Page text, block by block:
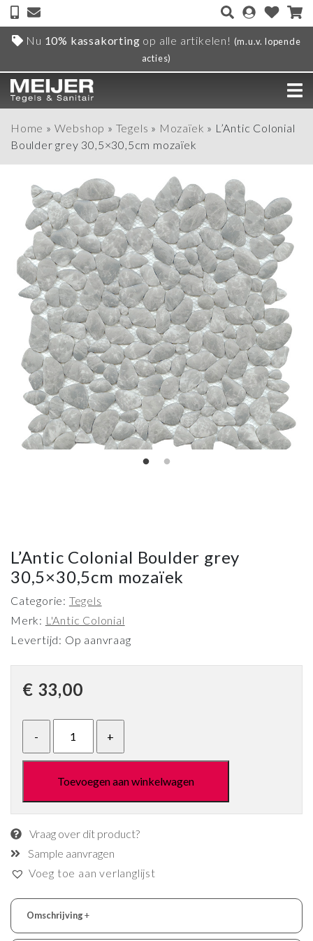
Nu 10% kassakorting op alle artikelen! (m.u.v. lopende
acties)
Home » Webshop » Tegels » Mozaïek » L’Antic Colonial
Boulder grey 30,5×30,5cm mozaïek
L’Antic Colonial Boulder grey
30,5×30,5cm mozaïek
Categorie: Tegels
Merk: L'Antic Colonial
Levertijd: Op aanvraag
€ 33,00
Toevoegen aan winkelwagen
Vraag over dit product?
Sample aanvragen
Voeg toe aan verlanglijst
Omschrijving+